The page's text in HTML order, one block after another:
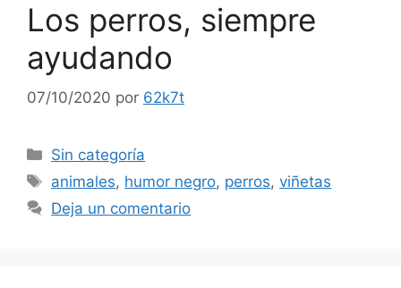
Los perros, siempre
ayudando
07/10/2020 por 62k7t
Categorías
Sin categoría
Etiquetas
animales, humor negro, perros,viñetas
Deja un comentario